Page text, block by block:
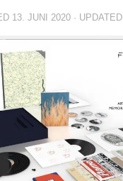
13. JUNI 2020 · UPDATED